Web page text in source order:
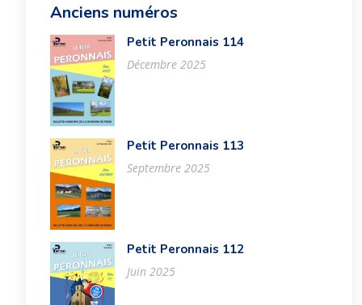
Anciens numéros
Petit Peronnais 114
Décembre 2025
Petit Peronnais 113
Septembre 2025
Petit Peronnais 112
Juin 2025